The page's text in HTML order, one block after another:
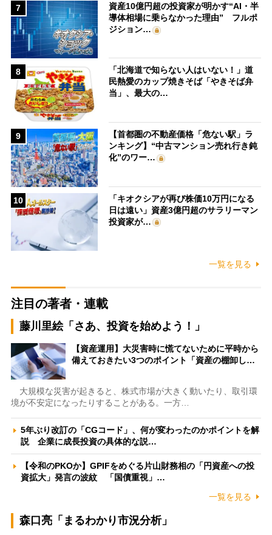
7
資産10億円超の投資家が明かす“AI・半
導体相場に乗らなかった理由” フルポ
ジション…
8
「北海道で知らない人はいない！」道
民熱愛のカップ焼きそば「やきそば弁
当」、最大の…
9
【首都圏の不動産価格「危ない駅」ラ
ンキング】“中古マンション売れ行き鈍
化”のワー…
10
「キオクシアが再び株価10万円になる
日は遠い」資産3億円超のサラリーマン
投資家が…
一覧を見る
注目の著者・連載
藤川里絵「さあ、投資を始めよう！」
【資産運用】大災害時に慌てないために平時から
備えておきたい3つのポイント「資産の棚卸し…
大規模な災害が起きると、株式市場が大きく動いたり、取引環
境が不安定になったりすることがある。一方…
5年ぶり改訂の「CGコード」、何が変わったのかポイントを解
説 企業に成長投資の具体的な説…
【令和のPKOか】GPIFをめぐる片山財務相の「円資産への投
資拡大」発言の波紋 「国債重視」…
一覧を見る
森口亮「まるわかり市況分析」